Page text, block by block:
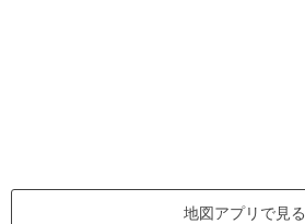
地図アプリで見る